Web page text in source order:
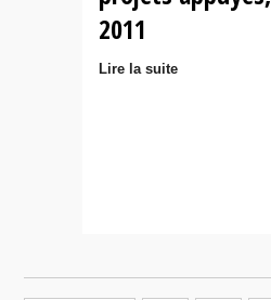
2011
Lire la suite